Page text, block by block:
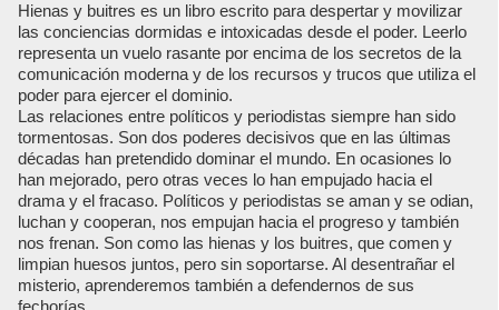
Hienas y buitres es un libro escrito para despertar y movilizar
las conciencias dormidas e intoxicadas desde el poder. Leerlo
representa un vuelo rasante por encima de los secretos de la
comunicación moderna y de los recursos y trucos que utiliza el
poder para ejercer el dominio.
Las relaciones entre políticos y periodistas siempre han sido
tormentosas. Son dos poderes decisivos que en las últimas
décadas han pretendido dominar el mundo. En ocasiones lo
han mejorado, pero otras veces lo han empujado hacia el
drama y el fracaso. Políticos y periodistas se aman y se odian,
luchan y cooperan, nos empujan hacia el progreso y también
nos frenan. Son como las hienas y los buitres, que comen y
limpian huesos juntos, pero sin soportarse. Al desentrañar el
misterio, aprenderemos también a defendernos de sus